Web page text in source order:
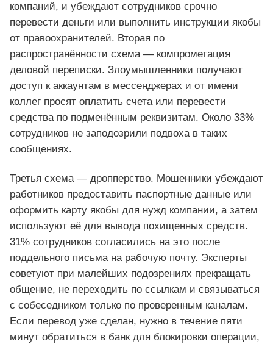
компаний, и убеждают сотрудников срочно
перевести деньги или выполнить инструкции якобы
от правоохранителей. Вторая по
распространённости схема — компрометация
деловой переписки. Злоумышленники получают
доступ к аккаунтам в мессенджерах и от имени
коллег просят оплатить счета или перевести
средства по подменённым реквизитам. Около 33%
сотрудников не заподозрили подвоха в таких
сообщениях.
Третья схема — дропперство. Мошенники убеждают
работников предоставить паспортные данные или
оформить карту якобы для нужд компании, а затем
используют её для вывода похищенных средств.
31% сотрудников согласились на это после
поддельного письма на рабочую почту. Эксперты
советуют при малейших подозрениях прекращать
общение, не переходить по ссылкам и связываться
с собеседником только по проверенным каналам.
Если перевод уже сделан, нужно в течение пяти
минут обратиться в банк для блокировки операции,